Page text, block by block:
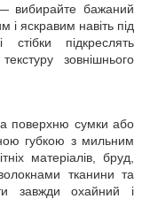
вибирайте бажаний
і яскравим навіть під
підкреслять
зовнішнього
поверхню сумки або
губкою з мильним
матеріалів, бруд,
тканини та
завжди охайний і